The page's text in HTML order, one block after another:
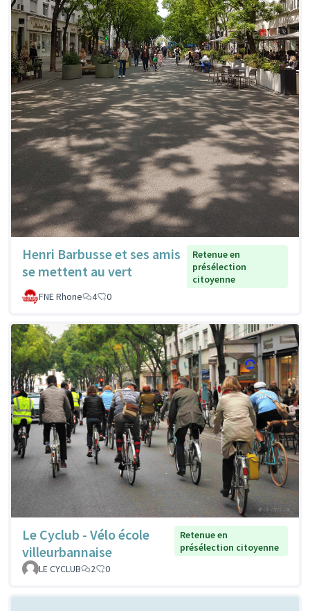
Henri Barbusse et ses amis
se mettent au vert
Retenue en
présélection
citoyenne
FNE Rhone
4 0
Le Cyclub - Vélo école
villeurbannaise
Retenue en
présélection citoyenne
LE CYCLUB
2 0